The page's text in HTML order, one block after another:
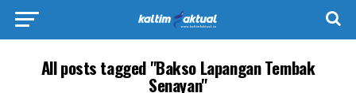
All posts tagged "Bakso Lapangan Tembak
Senayan"